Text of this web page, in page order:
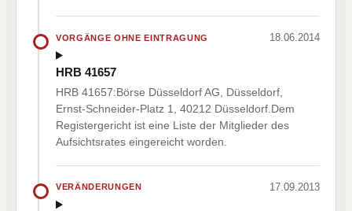
VORGÄNGE OHNE EINTRAGUNG 18.06.2014
HRB 41657
HRB 41657:Börse Düsseldorf AG, Düsseldorf,
Ernst-Schneider-Platz 1, 40212 Düsseldorf.Dem
Registergericht ist eine Liste der Mitglieder des
Aufsichtsrates eingereicht worden.
VERÄNDERUNGEN 17.09.2013